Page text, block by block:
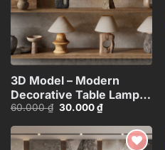
3D Model – Modern
Decorative Table Lamps
Collection Vray
Render114122118_VR
60.000₫ Giá
là:
60.000 ₫.
30.000₫Giá
hiện
tại
là:
30.000 ₫.